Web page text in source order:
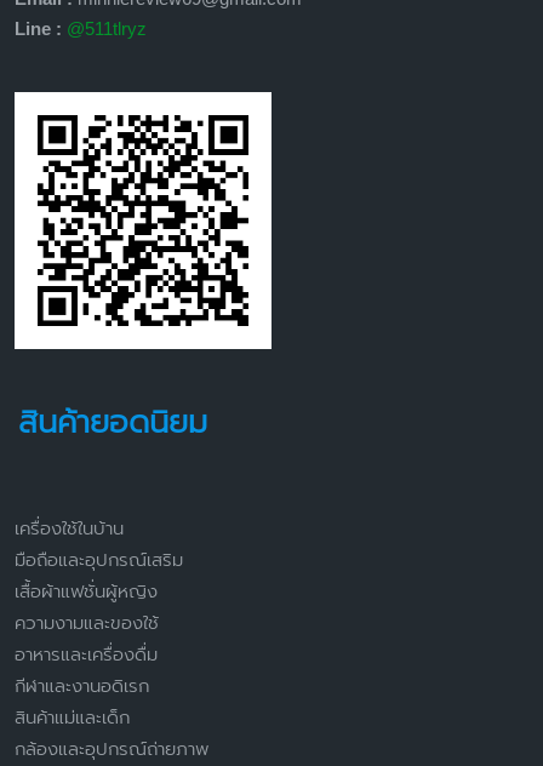
Line : @511tlryz
สินค้ายอดนิยม
เครื่องใช้ในบ้าน
มือถือและอุปกรณ์เสริม
เสื้อผ้าแฟชั่นผู้หญิง
ความงามและของใช้
อาหารและเครื่องดื่ม
กีฬาและงานอดิเรก
สินค้าแม่และเด็ก
กล้องและอุปกรณ์ถ่ายภาพ